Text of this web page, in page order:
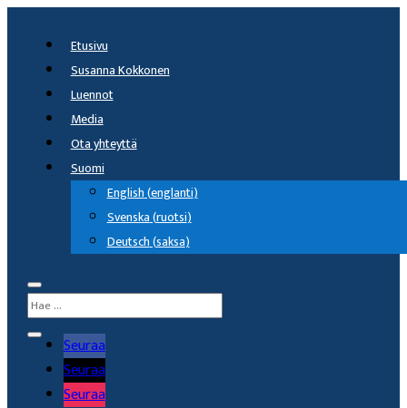
Etusivu
Susanna Kokkonen
Luennot
Media
Ota yhteyttä
Suomi
English(englanti)
Svenska(ruotsi)
Deutsch(saksa)
Seuraa
Seuraa
Seuraa